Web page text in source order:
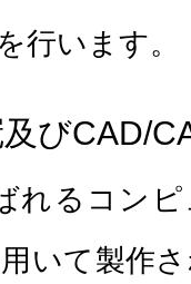
行います。
びCAD/
れるコン
いて製作